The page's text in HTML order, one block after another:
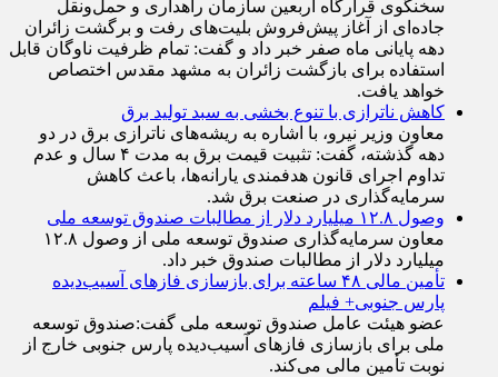
سخنگوی قرارگاه اربعین سازمان راهداری و حمل‌ونقل
جاده‌ای از آغاز پیش‌فروش بلیت‌های رفت و برگشت زائران
دهه پایانی ماه صفر خبر داد و گفت: تمام ظرفیت ناوگان قابل
استفاده برای بازگشت زائران به مشهد مقدس اختصاص
خواهد یافت.
کاهش ناترازی با تنوع بخشی به سبد تولید برق
معاون وزیر نیرو، با اشاره به ریشه‌های ناترازی برق در دو
دهه گذشته، گفت: تثبیت قیمت برق به مدت ۴ سال و عدم
تداوم اجرای قانون هدفمندی یارانه‌ها، باعث کاهش
سرمایه‌گذاری در صنعت برق شد.
وصول ۱۲.۸ میلیارد دلار از مطالبات صندوق توسعه ملی
معاون سرمایه‌گذاری صندوق توسعه ملی از وصول ۱۲.۸
میلیارد دلار از مطالبات صندوق خبر داد.
تأمین مالی ۴۸ ساعته برای بازسازی فاز‌های آسیب‌دیده
پارس جنوبی+ فیلم
عضو هیئت عامل صندوق توسعه ملی گفت:صندوق توسعه
ملی برای بازسازی فاز‌های آسیب‌دیده پارس جنوبی خارج از
نوبت تأمین مالی می‌کند.